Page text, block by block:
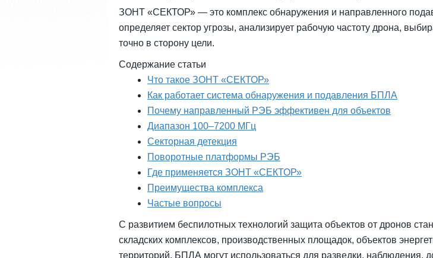
ЗОНТ «СЕКТОР» — это комплекс обнаружения и направленного
определяет сектор угрозы, анализирует рабочую частоту дрона,
точно в сторону цели.
Содержание статьи
Что такое ЗОНТ «СЕКТОР»
Как работает система обнаружения и подавления БПЛА
Почему направленный РЭБ эффективен для объектов
Диапазон 100–7200 МГц
Секторная детекция
Поворотные платформы РЭБ
Где применяется ЗОНТ «СЕКТОР»
Преимущества комплекса
Частые вопросы
С развитием беспилотных технологий защита объектов от дронов
складских комплексов, производственных площадок, объектов
территорий. БПЛА могут использоваться для разведки, наблюдения,